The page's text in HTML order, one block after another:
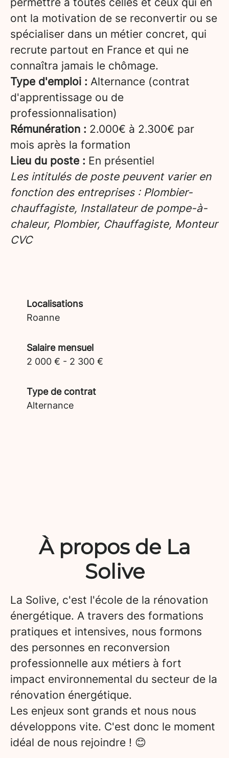
ont la motivation de se reconvertir ou se
spécialiser dans un métier concret, qui
recrute partout en France et qui ne
connaîtra jamais le chômage.
Type d'emploi : Alternance (contrat
d'apprentissage ou de
professionnalisation)
Rémunération : 2.000€ à 2.300€ par
mois après la formation
Lieu du poste : En présentiel
Les intitulés de poste peuvent varier en
fonction des entreprises : Plombier-
chauffagiste, Installateur de pompe-à-
chaleur, Plombier, Chauffagiste, Monteur
CVC
Localisations
Roanne
Salaire mensuel
2 000 € - 2 300 €
Type de contrat
Alternance
À propos de La
Solive
La Solive, c'est l'école de la rénovation
énergétique. A travers des formations
pratiques et intensives, nous formons
des personnes en reconversion
professionnelle aux métiers à fort
impact environnemental du secteur de la
rénovation énergétique.
Les enjeux sont grands et nous nous
développons vite. C'est donc le moment
idéal de nous rejoindre ! 😊